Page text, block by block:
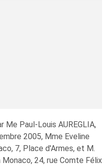
Paul-Louis AUREGLIA,
2005, Mme Eveline
7, Place d'Armes, et M.
24, rue Comte Félix